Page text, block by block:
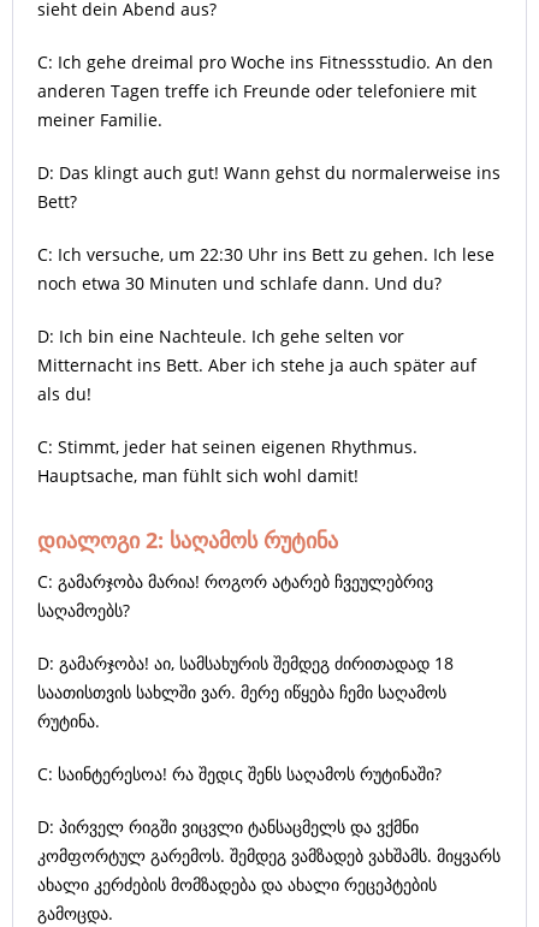
sieht dein Abend aus?
C: Ich gehe dreimal pro Woche ins Fitnessstudio. An den
anderen Tagen treffe ich Freunde oder telefoniere mit
meiner Familie.
D: Das klingt auch gut! Wann gehst du normalerweise ins
Bett?
C: Ich versuche, um 22:30 Uhr ins Bett zu gehen. Ich lese
noch etwa 30 Minuten und schlafe dann. Und du?
D: Ich bin eine Nachteule. Ich gehe selten vor
Mitternacht ins Bett. Aber ich stehe ja auch später auf
als du!
C: Stimmt, jeder hat seinen eigenen Rhythmus.
Hauptsache, man fühlt sich wohl damit!
დიალოგი 2: საღამოს რუტინა
C: გამარჯობა მარია! როგორ ატარებ ჩვეულებრივ
საღამოებს?
D: გამარჯობა! აი, სამსახურის შემდეგ ძირითადად 18
საათისთვის სახლში ვარ. მერე იწყება ჩემი საღამოს
რუტინა.
C: საინტერესოა! რა შედις შენს საღამოს რუტინაში?
D: პირველ რიგში ვიცვლი ტანსაცმელს და ვქმნი
კომფორტულ გარემოს. შემდეგ ვამზადებ ვახშამს. მიყვარს
ახალი კერძების მომზადება და ახალი რეცეპტების
გამოცდა.